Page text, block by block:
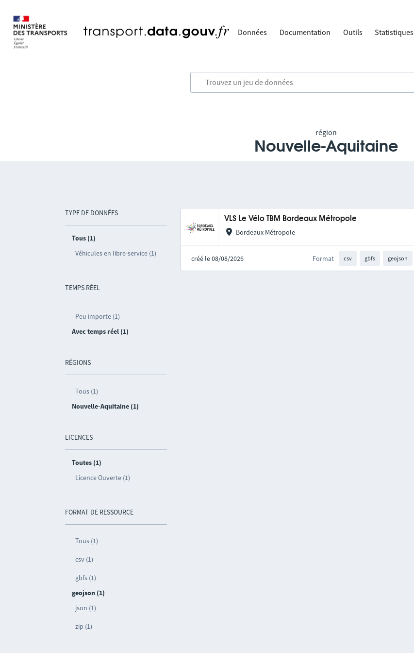
Données Documentation Outils Statistiques
région
Nouvelle-Aquitaine
TYPE DE DONNÉES
Tous (1)
Véhicules en libre-service (1)
TEMPS RÉEL
Peu importe (1)
Avec temps réel (1)
RÉGIONS
Tous (1)
Nouvelle-Aquitaine (1)
LICENCES
Toutes (1)
Licence Ouverte (1)
FORMAT DE RESSOURCE
Tous (1)
csv (1)
gbfs (1)
geojson (1)
json (1)
zip (1)
VLS Le Vélo TBM Bordeaux Métropole
Bordeaux Métropole
créé le 08/08/2026 Format csv gbfs geojson